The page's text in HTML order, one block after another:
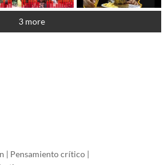
3 more
| Pensamiento crítico |